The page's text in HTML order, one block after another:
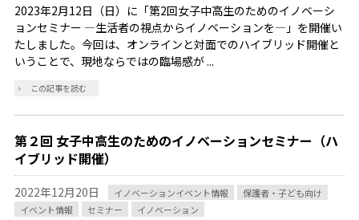
2023年2月12日（日）に「第2回女子中高生のためのイノベーシ
ョンセミナー ―生活者の視点からイノベーションを―」を開催い
たしました。今回は、オンラインと対面でのハイブリッド開催と
いうことで、現地ならではの臨場感が ...
この記事を読む
第２回 女子中高生のためのイノベーションセミナー（ハ
イブリッド開催）
2022年12月20日 イノベーションイベント情報
保護者・子ども向け
イベント情報
セミナー イノベーション